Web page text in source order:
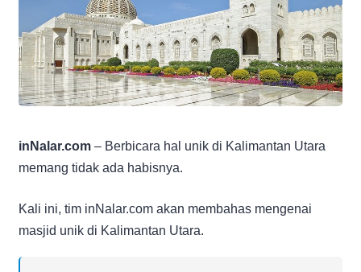
inNalar.com – Berbicara hal unik di Kalimantan Utara
memang tidak ada habisnya.
Kali ini, tim inNalar.com akan membahas mengenai
masjid unik di Kalimantan Utara.